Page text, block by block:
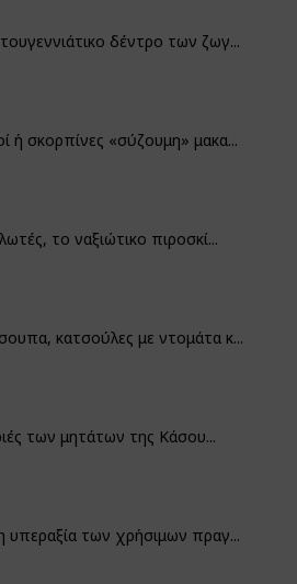
δέντρο των ζωγ...
ή σκορπίνες «σύζουμη» μακα...
το ναξιώτικο πιροσκί...
κατσούλες με ντομάτα κ...
των μητάτων της Κάσου...
υπεραξία των χρήσιμων πραγ...